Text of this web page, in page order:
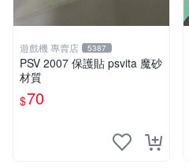
遊戲機 專賣店 5387
PSV 2007 保護貼 psvita 魔砂
材質
$70